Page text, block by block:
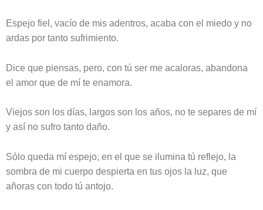
Espejo fiel, vacío de mis adentros, acaba con el miedo y no
ardas por tanto sufrimiento.
Dice que piensas, pero, con tú ser me acaloras, abandona
el amor que de mí te enamora.
Viejos son los días, largos son los años, no te separes de mí
y así no sufro tanto daño.
Sólo queda mí espejo, en el que se ilumina tú reflejo, la
sombra de mi cuerpo despierta en tus ojos la luz, que
añoras con todo tú antojo.